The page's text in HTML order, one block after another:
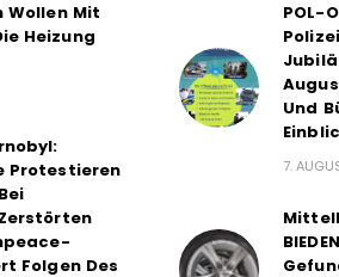
Wollen Mit
Heizung
Protestieren
Folgen Des
POL-
Und
7.